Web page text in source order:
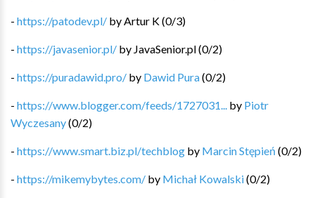
- https://patodev.pl/ by Artur K(0/3)
- https://javasenior.pl/ by JavaSenior.pl(0/2)
- https://puradawid.pro/ by Dawid Pura(0/2)
- https://www.blogger.com/feeds/1727031... by Piotr
Wyczesany(0/2)
- https://www.smart.biz.pl/techblog by Marcin Stępień (0/2)
- https://mikemybytes.com/ by Michał Kowalski(0/2)